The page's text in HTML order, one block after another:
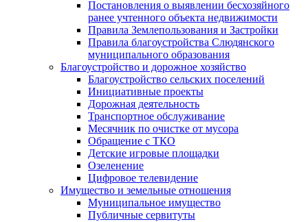
Постановления о выявлении бесхозяйного
ранее учтенного объекта недвижимости
Правила Землепользования и Застройки
Правила благоустройства Слюдянского
муниципального образования
Благоустройство и дорожное хозяйство
Благоустройство сельских поселений
Инициативные проекты
Дорожная деятельность
Транспортное обслуживание
Месячник по очистке от мусора
Обращение с ТКО
Детские игровые площадки
Озеленение
Цифровое телевидение
Имущество и земельные отношения
Муниципальное имущество
Публичные сервитуты